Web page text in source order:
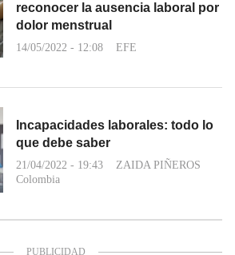
reconocer la ausencia laboral por
dolor menstrual
14/05/2022 - 12:08 EFE
Incapacidades laborales: todo lo
que debe saber
21/04/2022 - 19:43
ZAIDA PIÑEROS
Colombia